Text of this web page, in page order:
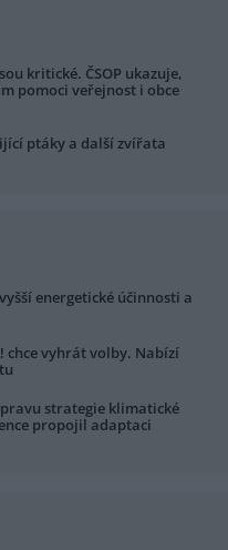
kritické. ČSOP ukazuje,
pomoci veřejnost i obce
ptáky a další zvířata
energetické účinnosti a
vyhrát volby. Nabízí
strategie klimatické
propojil adaptaci